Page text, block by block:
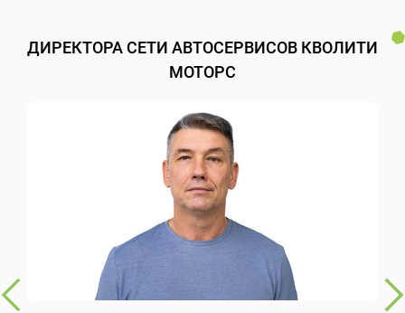
ДИРЕКТОРА СЕТИ АВТОСЕРВИСОВ КВОЛИТИ
МОТОРС